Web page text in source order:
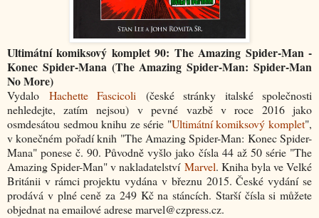
Ultimátní komiksový komplet 90: The Amazing Spider-Man -
Konec Spider-Mana (The Amazing Spider-Man: Spider-Man
No More)
Vydalo Hachette Fascicoli (české stránky italské společnosti
nehledejte, zatím nejsou) v pevné vazbě v roce 2016 jako
osmdesátou sedmou knihu ze série "Ultimátní komiksový komplet",
v konečném pořadí knih "The Amazing Spider-Man: Konec Spider-
Mana" ponese č. 90. Původně vyšlo jako čísla 44 až 50 série "The
Amazing Spider-Man" v nakladatelství Marvel. Kniha byla ve Velké
Británii v rámci projektu vydána v březnu 2015. České vydání se
prodává v plné ceně za 249 Kč na stáncích. Starší čísla si můžete
objednat na emailové adrese marvel@czpress.cz.